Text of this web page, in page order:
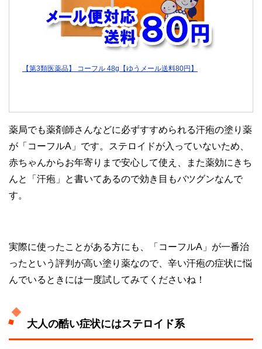
【第3類医薬品】 コーフル 48g【ゆうメール送料80円】
薬局でも薬剤師さんなどに必ずすすめられる汗疱の塗り薬
が「コーフルA」です。ステロイドが入っていないため、
赤ちゃんからお年寄りまで安心して使え、また薬効にきち
んと「汗疱」と書いてあるので効き目もバツグンなんで
す。
実際に使ったことがある方にも、「コーフルA」が一番治
ったという評判が高い塗り薬なので、辛い汗疱の症状に悩
んでいるときには一度試してみてくださいね！
大人の酷い症状にはステロイド系